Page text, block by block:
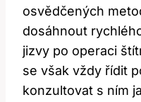
osvědčených
dosáhnout
jizvy po operaci
se​ však ⁣vždy ‍řídit⁤
konzultovat s ním